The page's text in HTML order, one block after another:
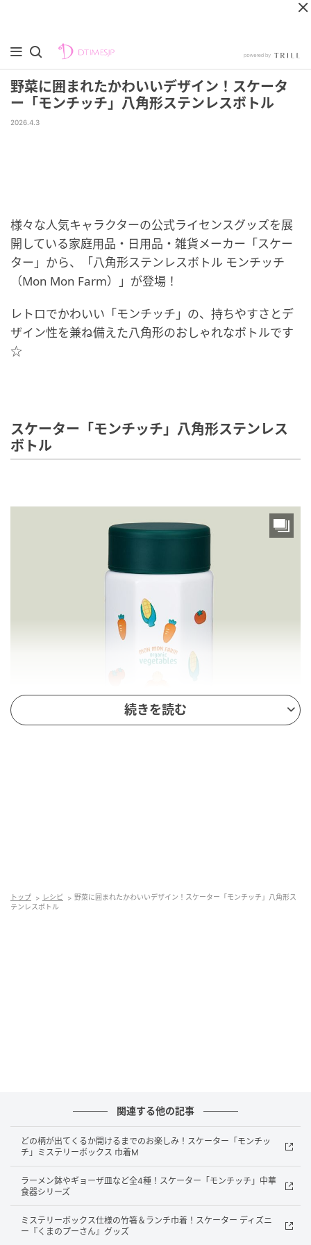
野菜に囲まれたかわいいデザイン！スケータ
ー「モンチッチ」八角形ステンレスボトル
2026.4.3
様々な人気キャラクターの公式ライセンスグッズを展
開している家庭用品・日用品・雑貨メーカー「スケー
ター」から、「八角形ステンレスボトル モンチッチ
（Mon Mon Farm）」が登場！
レトロでかわいい「モンチッチ」の、持ちやすさとデ
ザイン性を兼ね備えた八角形のおしゃれなボトルです
☆
スケーター「モンチッチ」八角形ステンレス
ボトル
スケーターから、長年愛され続けている「モンチッ
チ」デザインの「八角形ステンレスボトル」が登場！
手に馴染む八角形の形状と、オーガニック野菜をテー
マにした「MON MON FARM」の温かみのあるイラス
トが特徴のステンレスボトルです。
続きを読む
トップ レシピ
野菜に囲まれたかわいいデザイン！スケーター「モンチッチ」八角形ス
テンレスボトル
関連する他の記事
どの柄が出てくるか開けるまでのお楽しみ！スケーター「モンチッ
チ」ミステリーボックス 巾着M
ラーメン鉢やギョーザ皿など全4種！スケーター「モンチッチ」中華
食器シリーズ
ミステリーボックス仕様の竹箸＆ランチ巾着！スケーター ディズニ
ー『くまのプーさん』グッズ